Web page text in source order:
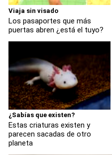
Viaja sin visado
Los pasaportes que más
puertas abren ¿está el tuyo?
¿Sabías que existen?
Estas criaturas existen y
parecen sacadas de otro
planeta